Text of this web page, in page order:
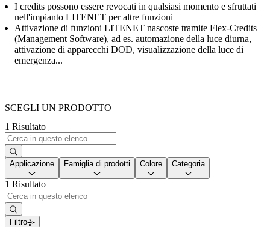
I credits possono essere revocati in qualsiasi momento e sfruttati
nell'impianto LITENET per altre funzioni
Attivazione di funzioni LITENET nascoste tramite Flex-Credits
(Management Software), ad es. automazione della luce diurna,
attivazione di apparecchi DOD, visualizzazione della luce di
emergenza...
SCEGLI UN PRODOTTO
1 Risultato
Applicazione Famiglia di prodotti Colore Categoria
1 Risultato
Filtro